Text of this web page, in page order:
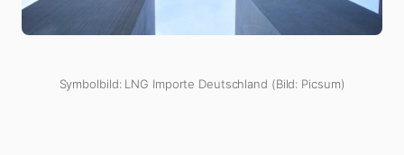
Symbolbild: LNG Importe Deutschland (Bild: Picsum)